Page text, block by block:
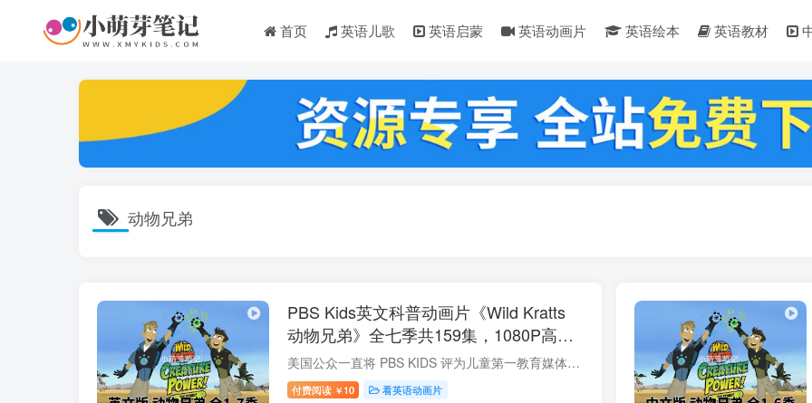
首页 英语儿歌 英语启蒙 英语动画片 英语绘本 英语教材
动物兄弟
PBS Kids英文科普动画片《Wild Kratts
动物兄弟》全七季共159集，1080P高清
视频带英文字幕，百度云网盘下载！
美国公众一直将 PBS KIDS 评为儿童第一教育媒体品牌，家长们称赞孩子们在观看PBS KIDS动画片后，表现出更多积极的行为。 今天要分享的动画片《动物兄弟》（英文名Wild Kratts)，也来自PBS KIDS...
付费阅读 ￥ 10 看英语动画片